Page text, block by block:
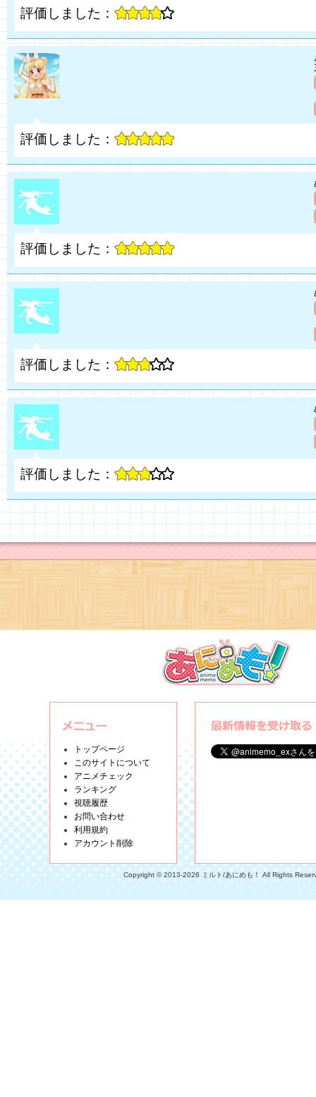
評価しました：
評価しました：
評価しました：
評価しました：
評価しました：
トップページ
このサイトについて
アニメチェック
ランキング
視聴履歴
お問い合わせ
利用規約
アカウント削除
Copyright © 2013-2026 ミルト/あにめも！ All Rights